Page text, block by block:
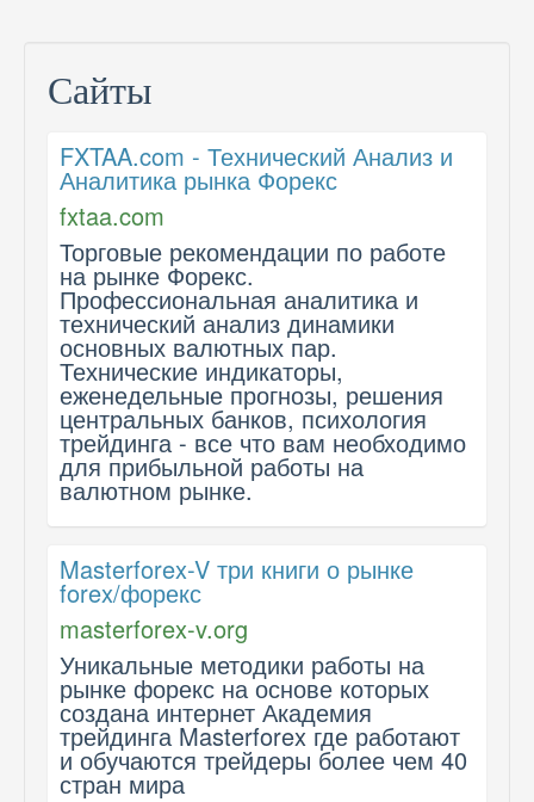
Сайты
FXTAA.com - Технический Анализ и
Аналитика рынка Форекс
fxtaa.com
Торговые рекомендации по работе
на рынке Форекс.
Профессиональная аналитика и
технический анализ динамики
основных валютных пар.
Технические индикаторы,
еженедельные прогнозы, решения
центральных банков, психология
трейдинга - все что вам необходимо
для прибыльной работы на
валютном рынке.
Masterforex-V три книги о рынке
forex/форекс
masterforex-v.org
Уникальные методики работы на
рынке форекс на основе которых
создана интернет Академия
трейдинга Masterforex где работают
и обучаются трейдеры более чем 40
стран мира